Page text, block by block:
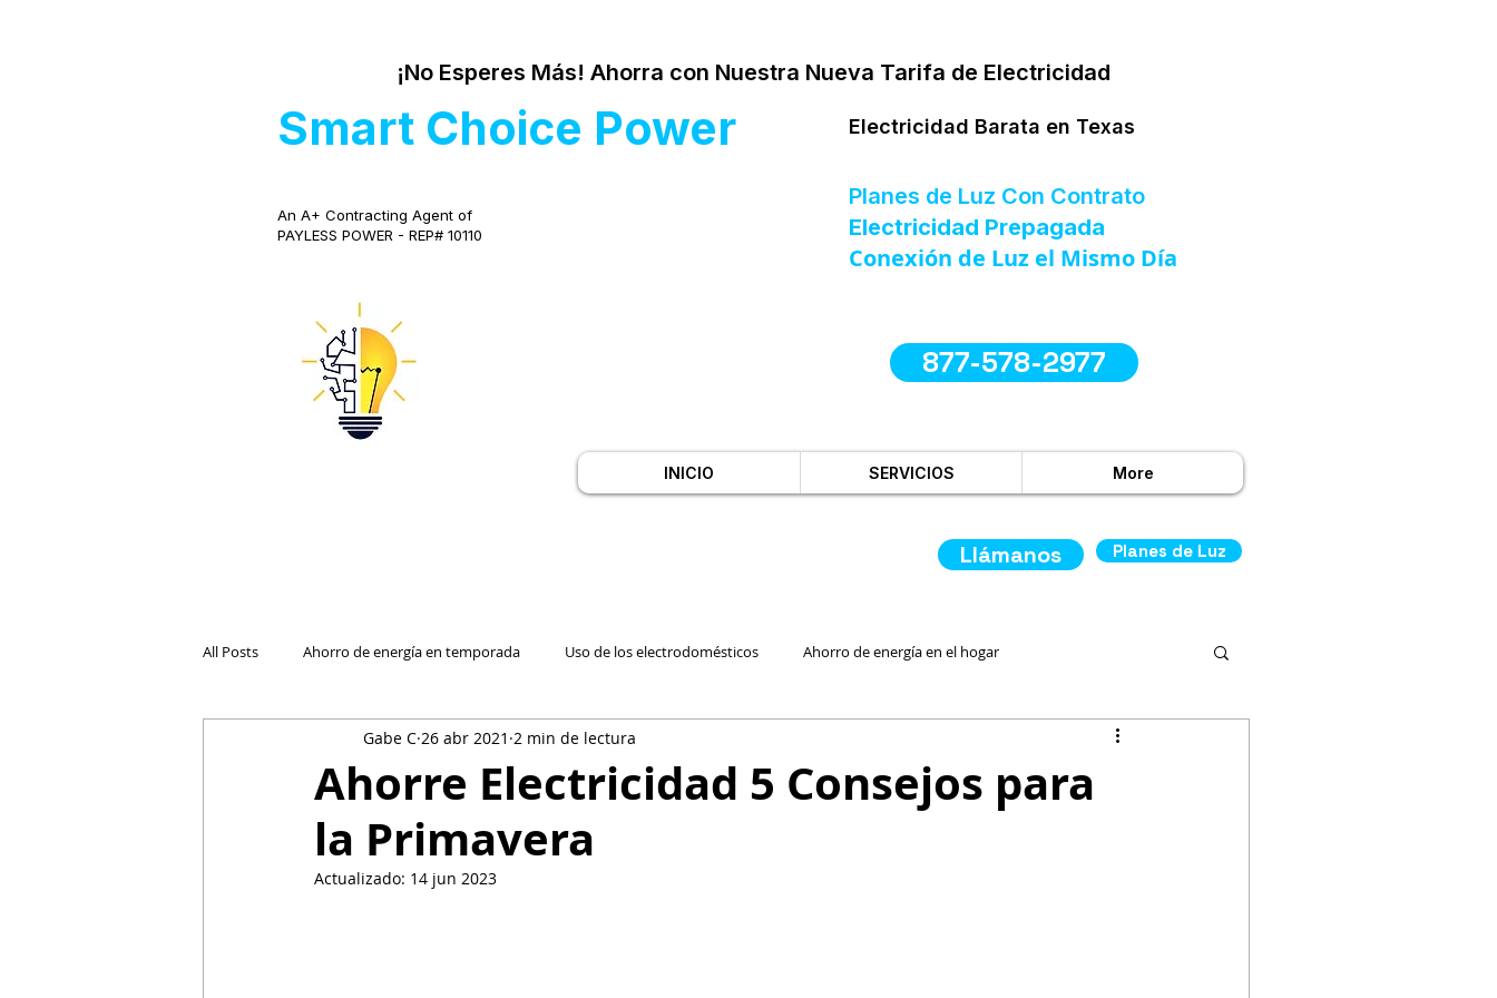
¡No Esperes Más! Ahorra con Nuestra Nueva Tarifa de Electricidad
Smart Choice Power
An A+ Contracting Agent of
PAYLESS POWER - REP# 10110
Electricidad Barata en Texas
Planes de Luz Con Contrato
Electricidad Prepagada
Conexión de Luz el Mismo Día
877-578-2977
INICIO SERVICIOS More
Llámanos Planes de Luz
All Posts Ahorro de energía en temporada Uso de los electrodomésticos Ahorro de energía en el hogar
Cambio de compañía de luz Luz Residencial Más Barata
El futuro de la electricidad reside Energía Renovable
Ahorre Electricidad 5 Consejos para
la Primavera
Gabe C 26 abr 2021 2 min de lectura
Actualizado: 14 jun 2023